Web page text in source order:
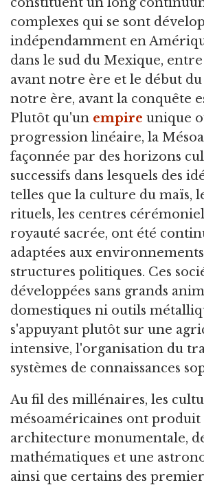
complexes qui se sont
indépendamment en
dans le sud du Mexique,
avant notre ère et le début du
notre ère, avant la conquête
Plutôt qu'un empire unique
progression linéaire, la
façonnée par des horizons
successifs dans lesquels des
telles que la culture du maïs,
rituels, les centres
royauté sacrée, ont été
adaptées aux
structures politiques. Ces
développées sans grands
domestiques ni outils
s'appuyant plutôt sur une
intensive, l'organisation du
systèmes de connaissances
Au fil des millénaires, les
mésoaméricaines ont produit
architecture monumentale,
mathématiques et une
ainsi que certains des